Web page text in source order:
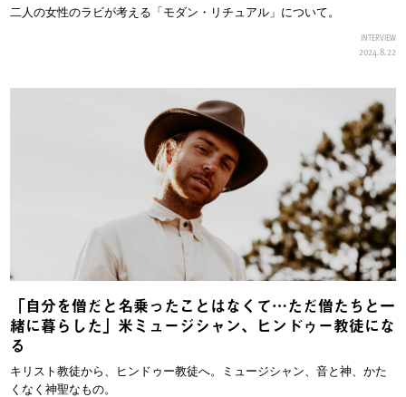
二人の女性のラビが考える「モダン・リチュアル」について。
INTERVIEW
2024.8.22
「自分を僧だと名乗ったことはなくて…ただ僧たちと一
緒に暮らした」米ミュージシャン、ヒンドゥー教徒にな
る
キリスト教徒から、ヒンドゥー教徒へ。ミュージシャン、音と神、かた
くなく神聖なもの。